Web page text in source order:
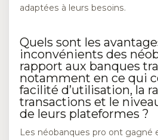
adaptées à leurs besoins.
Quels sont les
inconvénients des
rapport aux banques
notamment en ce qui
facilité d’utilisation, la
transactions et le
de leurs plateformes ?
Les néobanques pro ont gagné